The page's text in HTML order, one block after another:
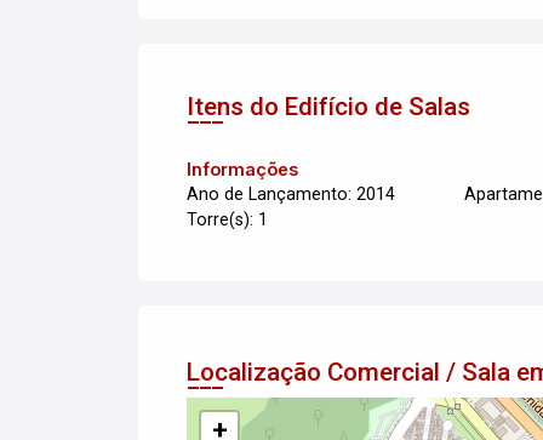
Itens do Edifício de Salas
Informações
Ano de Lançamento: 2014
Torre(s): 1
Localização Comercial / Sala
+